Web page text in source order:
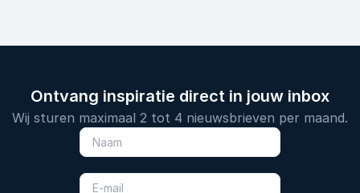
Ontvang inspiratie direct in jouw inbox
Wij sturen maximaal 2 tot 4 nieuwsbrieven per maand.